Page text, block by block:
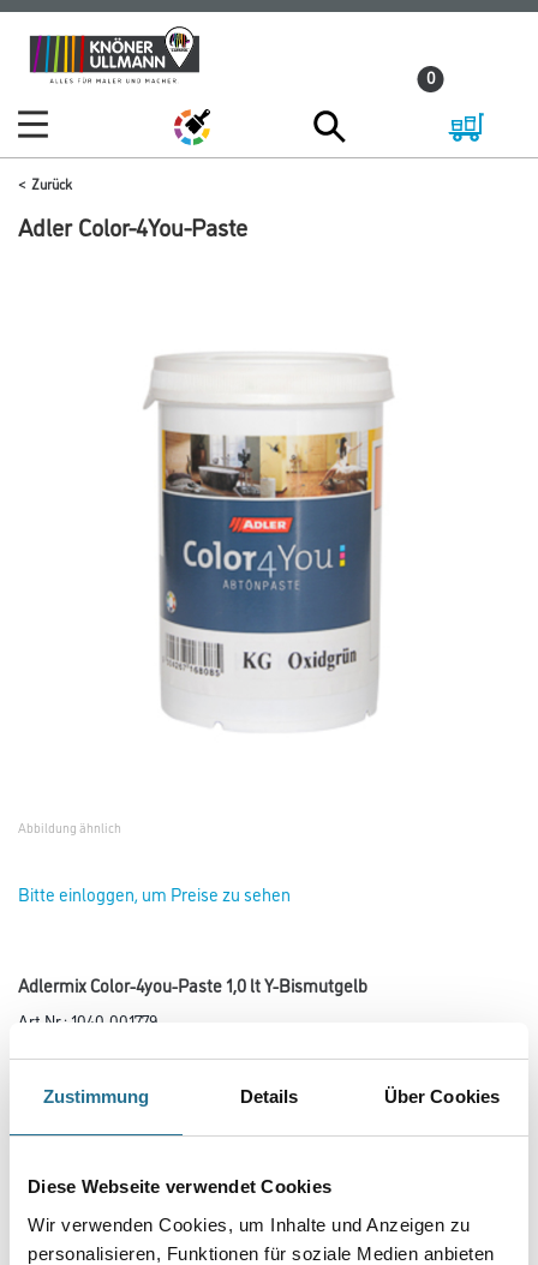
Zustimmung Details Über Cookies
Diese Webseite verwendet Cookies
Wir verwenden Cookies, um Inhalte und Anzeigen zu
personalisieren, Funktionen für soziale Medien anbieten
Zum
Inhalt
Zum
Navigationsmenü
0
Zurück
Adler Color-4You-Paste
Abbildung ähnlich
Bitte einloggen, um Preise zu sehen
Adlermix Color-4you-Paste 1,0 lt Y-Bismutgelb
Art-Nr.:1040-001779
Für das Color4You ADLER Farbmischsystem 2011.
Farbtonbezeichnung
Gebinde